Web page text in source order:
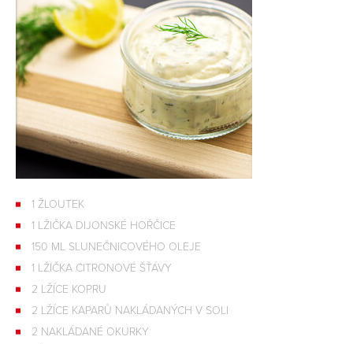
1 ŽLOUTEK
1 LŽIČKA DIJONSKÉ HOŘČICE
150 ML SLUNEČNICOVÉHO OLEJE
1 LŽIČKA CITRONOVÉ ŠŤÁVY
2 LŽÍCE KOPRU
2 LŽÍCE KAPARŮ NAKLÁDANÝCH V SOLI
2 NAKLÁDANÉ OKURKY